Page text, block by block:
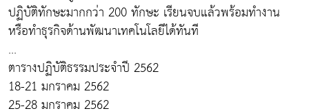
ปฏิบัติทักษะมากกว่า 200 ทักษะ เรียนจบแล้วพร้อมทำงาน
หรือทำธุรกิจด้านพัฒนาเทคโนโลยีได้ทันที
...
ตารางปฏิบัติธรรมประจำปี 2562
18-21 มกราคม 2562
25-28 มกราคม 2562